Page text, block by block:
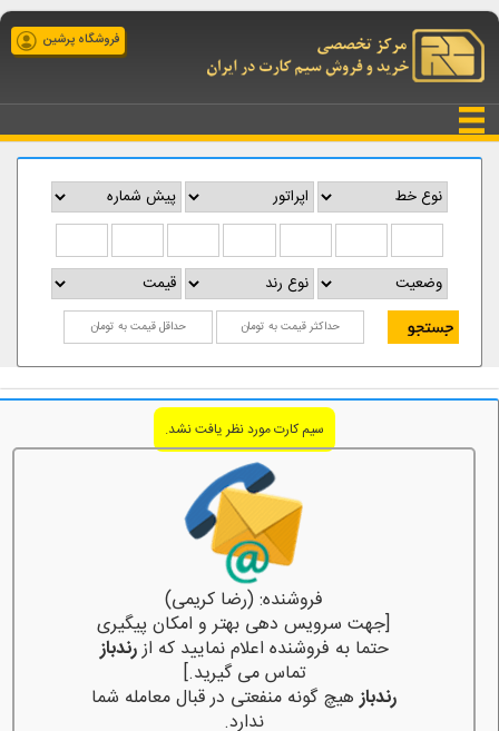
فروشگاه پرشین
سیم کارت مورد نظر یافت نشد.
فروشنده: (رضا کریمی)
[جهت سرویس دهی بهتر و امکان پیگیری
حتما به فروشنده اعلام نمایید که ازرندباز
تماس می گیرید.]
رندبازهیچ گونه منفعتی در قبال معامله شما
ندارد.